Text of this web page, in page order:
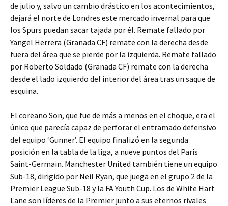
de julio y, salvo un cambio drástico en los acontecimientos,
dejará el norte de Londres este mercado invernal para que
los Spurs puedan sacar tajada por él. Remate fallado por
Yangel Herrera (Granada CF) remate con la derecha desde
fuera del área que se pierde por la izquierda. Remate fallado
por Roberto Soldado (Granada CF) remate con la derecha
desde el lado izquierdo del interior del área tras un saque de
esquina.
El coreano Son, que fue de más a menos en el choque, era el
único que parecía capaz de perforar el entramado defensivo
del equipo ‘Gunner’. El equipo finalizó en la segunda
posición en la tabla de la liga, a nueve puntos del París
Saint-Germain. Manchester United también tiene un equipo
Sub-18, dirigido por Neil Ryan, que juega en el grupo 2 de la
Premier League Sub-18 y la FA Youth Cup. Los de White Hart
Lane son líderes de la Premier junto a sus eternos rivales